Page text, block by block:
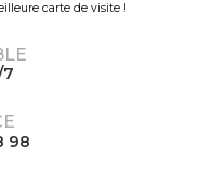
carte de visite !
98